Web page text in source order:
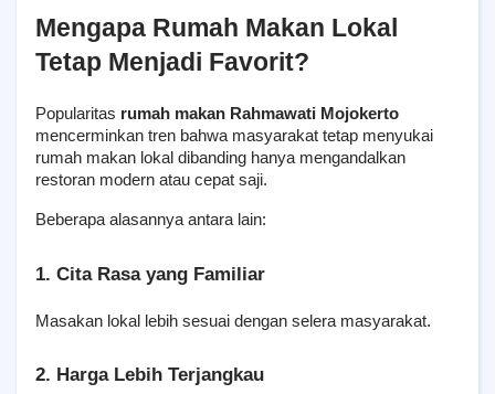
Mengapa Rumah Makan Lokal
Tetap Menjadi Favorit?
Popularitas rumah makan Rahmawati Mojokerto
mencerminkan tren bahwa masyarakat tetap menyukai
rumah makan lokal dibanding hanya mengandalkan
restoran modern atau cepat saji.
Beberapa alasannya antara lain:
1. Cita Rasa yang Familiar
Masakan lokal lebih sesuai dengan selera masyarakat.
2. Harga Lebih Terjangkau